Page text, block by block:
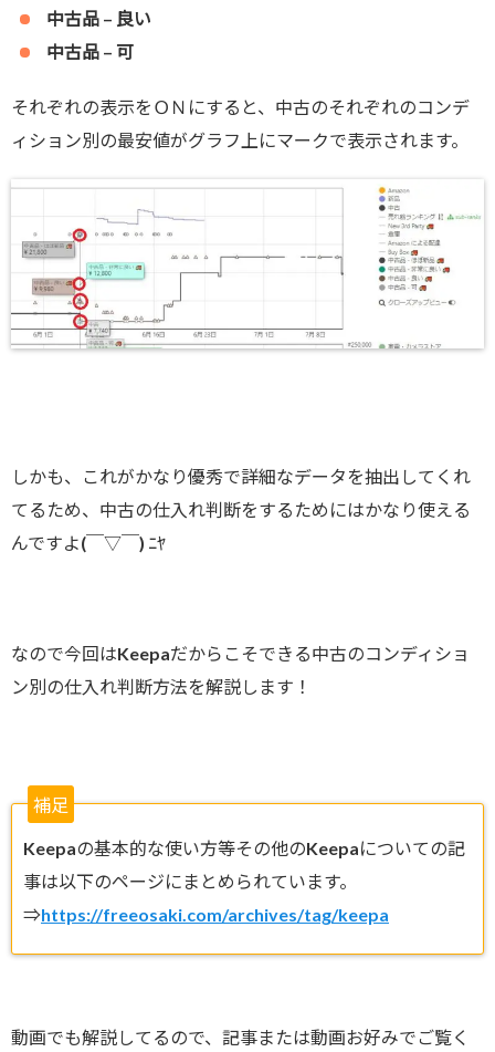
中古品 – 良い
中古品 – 可
それぞれの表示をＯＮにすると、中古のそれぞれのコンデ
ィション別の最安値がグラフ上にマークで表示されます。
しかも、これがかなり優秀で詳細なデータを抽出してくれ
てるため、中古の仕入れ判断をするためにはかなり使える
んですよ(￣▽￣) ﾆﾔ
なので今回はKeepaだからこそできる中古のコンディショ
ン別の仕入れ判断方法を解説します！
補足
Keepaの基本的な使い方等その他のKeepaについての記
事は以下のページにまとめられています。
⇒https://freeosaki.com/archives/tag/keepa
動画でも解説してるので、記事または動画お好みでご覧く